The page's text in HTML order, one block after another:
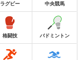
ラグビー 中央競馬
格闘技 バドミントン